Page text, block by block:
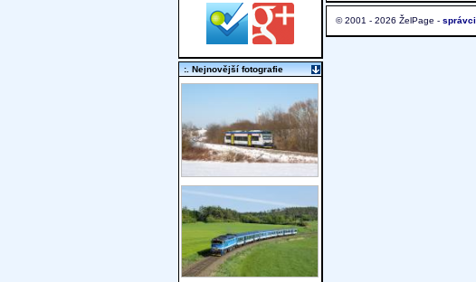
© 2001 - 2026 ŽelPage - správci
:. Nejnovější fotografie